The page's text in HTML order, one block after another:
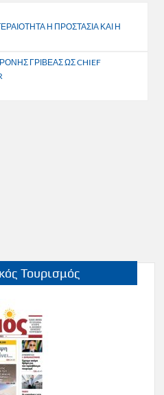
Η ΠΡΟΣΤΑΣΙΑ ΚΑΙ Η
ΓΡΙΒΕΑΣ ΩΣ CHIEF
Τουρισμός